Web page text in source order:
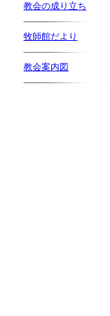
教会の成り立ち
牧師館だより
教会案内図